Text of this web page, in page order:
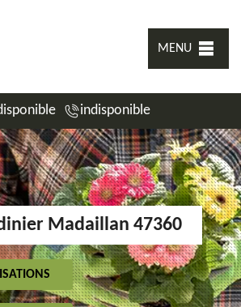
MENU
indisponible
Madaillan 47360